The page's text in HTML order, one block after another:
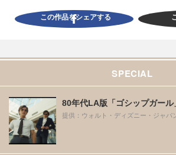
この作品をシェアする
SPECIAL
80年代LA版「ゴシップガー
提供：ウォルト・ディズニー・ジャパ